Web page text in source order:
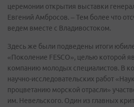
церемонии открытия выставки
Евгений Амбросов. – Тем более что
ведем вместе с Владивостоком.
Здесь же были подведены итоги
«Поколение FESCO», целью которой
компанию молодых специалистов. В
научно-исследовательских работ
процветанию морской отрасли»
им. Невельского. Один из главных